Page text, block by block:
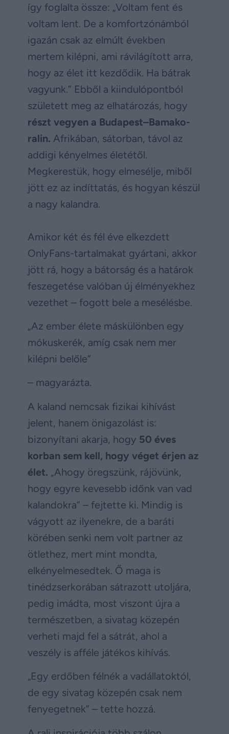
így foglalta össze: „Voltam fent és
voltam lent. De a komfortzónámból
igazán csak az elmúlt években
mertem kilépni, ami rávilágított arra,
hogy az élet itt kezdődik. Ha bátrak
vagyunk.” Ebből a kiindulópontból
született meg az elhatározás, hogy
részt vegyen a Budapest–Bamako-
ralin. Afrikában, sátorban, távol az
addigi kényelmes életétől.
Megkerestük, hogy elmesélje, miből
jött ez az indíttatás, és hogyan készül
a nagy kalandra.
Amikor két és fél éve elkezdett
OnlyFans-tartalmakat gyártani, akkor
jött rá, hogy a bátorság és a határok
feszegetése valóban új élményekhez
vezethet – fogott bele a mesélésbe.
„Az ember élete máskülönben egy
mókuskerék, amíg csak nem mer
kilépni belőle”
– magyarázta.
A kaland nemcsak fizikai kihívást
jelent, hanem önigazolást is:
bizonyítani akarja, hogy 50 éves
korban sem kell, hogy véget érjen az
élet. „Ahogy öregszünk, rájövünk,
hogy egyre kevesebb időnk van vad
kalandokra” – fejtette ki. Mindig is
vágyott az ilyenekre, de a baráti
körében senki nem volt partner az
ötlethez, mert mint mondta,
elkényelmesedtek. Ő maga is
tinédzserkorában sátrazott utoljára,
pedig imádta, most viszont újra a
természetben, a sivatag közepén
verheti majd fel a sátrát, ahol a
veszély is afféle játékos kihívás.
„Egy erdőben félnék a vadállatoktól,
de egy sivatag közepén csak nem
fenyegetnek” – tette hozzá.